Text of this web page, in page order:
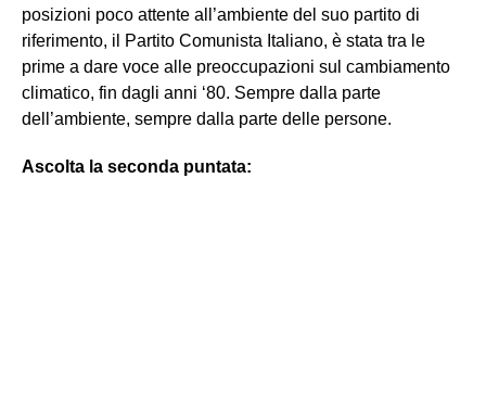
posizioni poco attente all’ambiente del suo partito di
riferimento, il Partito Comunista Italiano, è stata tra le
prime a dare voce alle preoccupazioni sul cambiamento
climatico, fin dagli anni ‘80. Sempre dalla parte
dell’ambiente, sempre dalla parte delle persone.
Ascolta la seconda puntata: